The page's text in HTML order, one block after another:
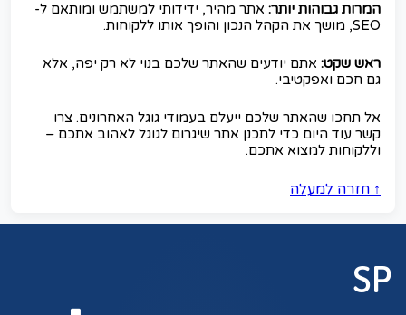
המרות גבוהות יותר: אתר מהיר, ידידותי למשתמש ומותאם ל-
SEO, מושך את הקהל הנכון והופך אותו ללקוחות.
ראש שקט: אתם יודעים שהאתר שלכם בנוי לא רק יפה, אלא
גם חכם ואפקטיבי.
אל תחכו שהאתר שלכם ייעלם בעמודי גוגל האחרונים. צרו
קשר עוד היום כדי לתכנן אתר שיגרום לגוגל לאהוב אתכם –
וללקוחות למצוא אתכם.
↑ חזרה למעלה
SP